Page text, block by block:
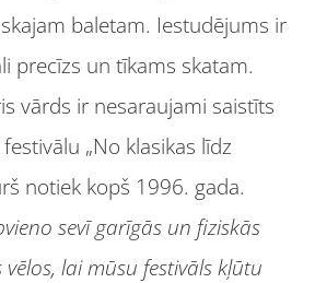
baletam. Iestudējums ir
precīzs un tīkams skatam.
vārds ir nesaraujami saistīts
„No klasikas līdz
notiek kopš 1996. gada.
sevī garīgās un fiziskās
lai mūsu festivāls kļūtu